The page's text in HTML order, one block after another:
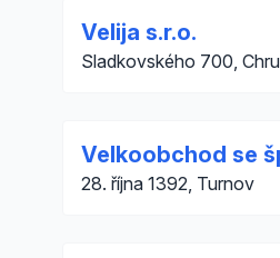
Velija s.r.o.
Sladkovského 700,
Velkoobchod se
28. října 1392, Turnov